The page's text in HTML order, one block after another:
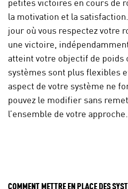
petites victoires en cours de
la motivation et la
jour où vous respectez votre
une victoire,
atteint votre objectif de poids
systèmes sont plus flexibles
aspect de votre système ne
pouvez le modifier sans
l’ensemble de votre approche.
COMMENT METTRE EN PLACE DES